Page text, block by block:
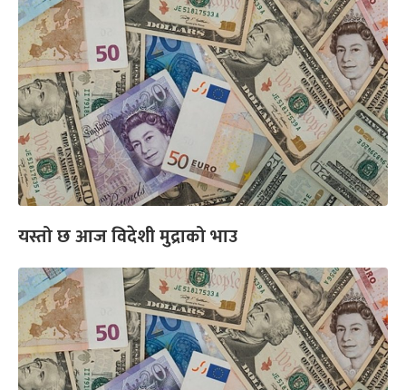
यस्तो छ आज विदेशी मुद्राको भाउ